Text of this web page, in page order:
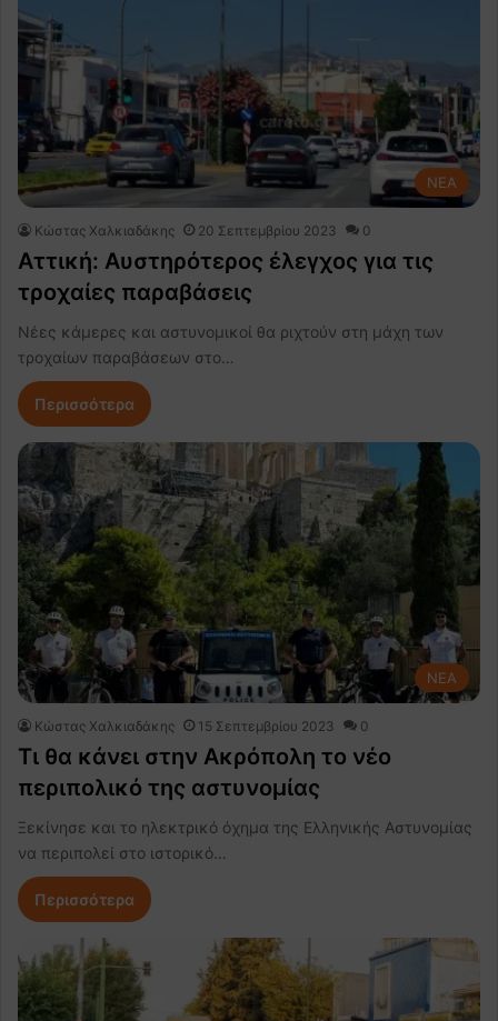
NEA
Κώστας Χαλκιαδάκης 20 Σεπτεμβρίου 2023 0
Αττική: Αυστηρότερος έλεγχος για τις
τροχαίες παραβάσεις
Νέες κάμερες και αστυνομικοί θα ριχτούν στη μάχη των
τροχαίων παραβάσεων στο…
Περισσότερα
NEA
Κώστας Χαλκιαδάκης 15 Σεπτεμβρίου 2023 0
Τι θα κάνει στην Ακρόπολη το νέο
περιπολικό της αστυνομίας
Ξεκίνησε και το ηλεκτρικό όχημα της Ελληνικής Αστυνομίας
να περιπολεί στο ιστορικό…
Περισσότερα